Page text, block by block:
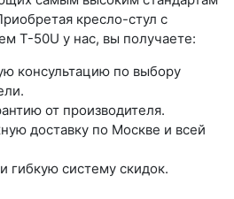
кресло-стул с
T-50U у нас, вы получаете:
консультацию по выбору
от производителя.
доставку по Москве и всей
гибкую систему скидок.